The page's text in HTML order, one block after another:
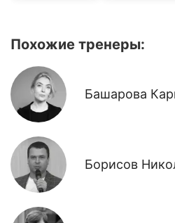
Похожие тренеры:
Башарова
Борисов